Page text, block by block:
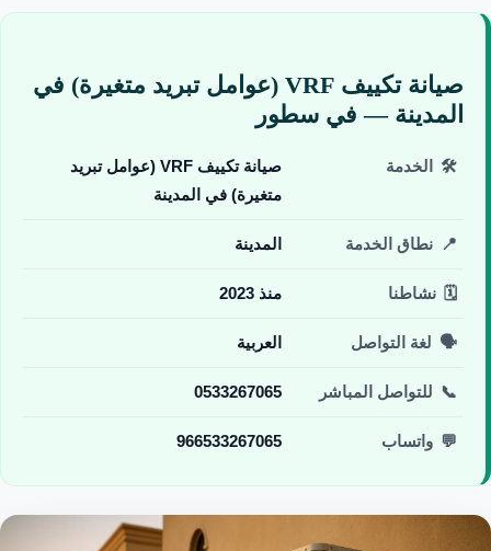
صيانة تكييف VRF (عوامل تبريد متغيرة) في
المدينة — في سطور
🛠️ الخدمة
صيانة تكييف VRF (عوامل تبريد
متغيرة) في المدينة
📍 نطاق الخدمة المدينة
🗓️ نشاطنا منذ 2023
🗣️ لغة التواصل العربية
📞 للتواصل المباشر 0533267065
💬 واتساب 966533267065